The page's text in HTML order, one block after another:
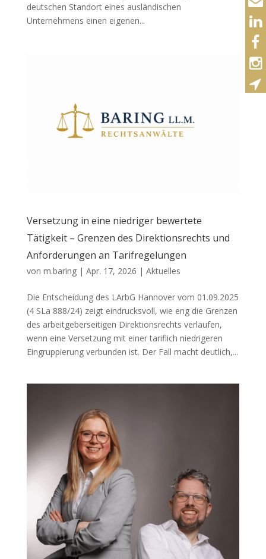
deutschen Standort eines ausländischen
Unternehmens einen eigenen...
Versetzung in eine niedriger bewertete
Tätigkeit – Grenzen des Direktionsrechts und
Anforderungen an Tarifregelungen
von m.baring| Apr. 17, 2026 | Aktuelles
Die Entscheidung des LArbG Hannover vom 01.09.2025
(4 SLa 888/24) zeigt eindrucksvoll, wie eng die Grenzen
des arbeitgeberseitigen Direktionsrechts verlaufen,
wenn eine Versetzung mit einer tariflich niedrigeren
Eingruppierung verbunden ist. Der Fall macht deutlich,...